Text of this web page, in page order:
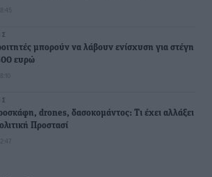
μπορούν να λάβουν ενίσχυση για στέγη
ευρώ
drones, δασοκομάντος: Τι έχει αλλάξει
Προστασί